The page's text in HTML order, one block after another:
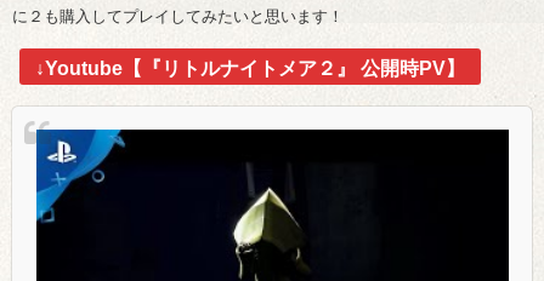
に２も購入してプレイしてみたいと思います！
↓Youtube【『リトルナイトメア２』 公開時PV】